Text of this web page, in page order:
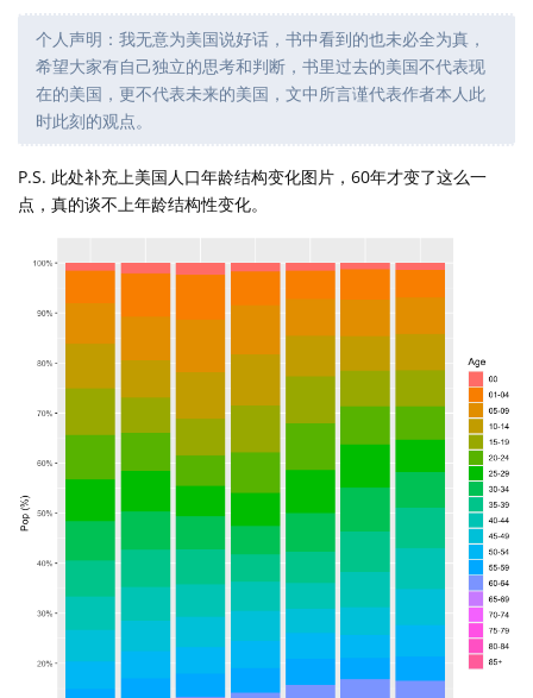
个人声明：我无意为美国说好话，书中看到的也未必全为真，
希望大家有自己独立的思考和判断，书里过去的美国不代表现
在的美国，更不代表未来的美国，文中所言谨代表作者本人此
时此刻的观点。
P.S. 此处补充上美国人口年龄结构变化图片，60年才变了这么一
点，真的谈不上年龄结构性变化。